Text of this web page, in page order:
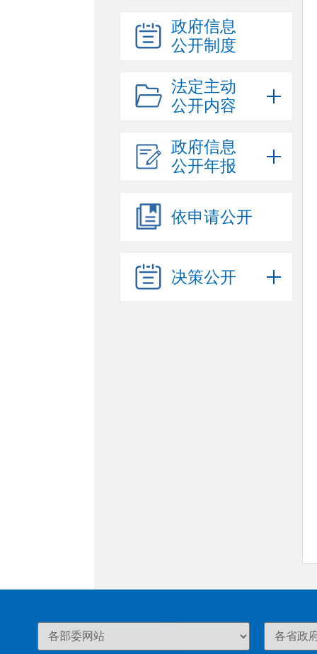
政府信息
公开制度
法定主动
公开内容
政府信息
公开年报
依申请公开
决策公开